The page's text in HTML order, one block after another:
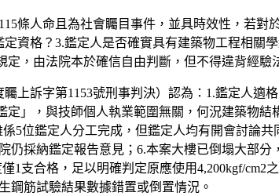
條人命且為社會矚目事件，並具時效性，若
資格？3.鑑定人是否確實具有建築物工程相關
，由法院本於確信自由判斷，但不得違背經驗
上訴字第1153號刑事判決）認為：1.鑑定人適
」，與技師個人執業範圍無關，何況建築物
5位鑑定人分工完成，但鑑定人均有開會討論
採納鑑定報告意見；6.本案大樓已倒塌大部
支合格，足以明確判定原應使用4,200kgf/cm2
鋼筋試驗結果數據錯置或倒置情況。